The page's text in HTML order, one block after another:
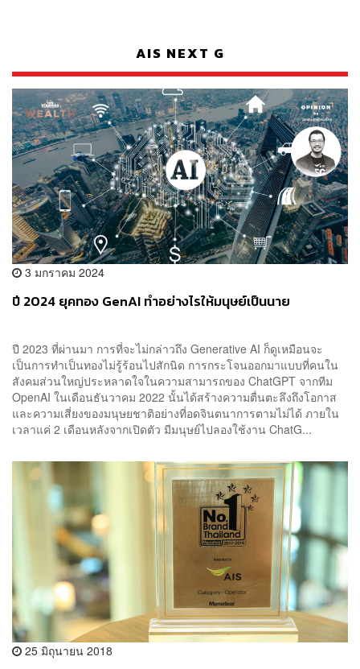
AIS NEXT G
3 มกราคม 2024
ปี 2024 ยุคทอง GenAI ทำอย่างไรให้มนุษย์เป็นนาย
ปี 2023 ที่ผ่านมา การที่จะไม่กล่าวถึง Generative AI ก็ดูเหมือนจะ
เป็นการทำเป็นทองไม่รู้ร้อนไปสักนิด การกระโจนออกมาแบบที่คนใน
สังคมส่วนใหญ่ประหลาดใจในความสามารถของ ChatGPT จากทีม
OpenAI ในเดือนธันวาคม 2022 นั้นได้สร้างความตื่นตะลึงถึงโอกาส
และความเสี่ยงของมนุษยชาติอย่างที่อดจินตนาการตามไม่ได้ ภายใน
เวลาแค่ 2 เดือนหลังจากเปิดตัว มีมนุษย์ไปลองใช้งาน ChatG...
25 มิถุนายน 2018